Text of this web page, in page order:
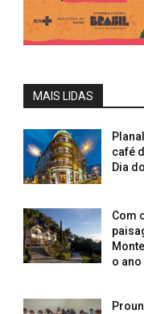
MAIS LIDAS
café
Dia
Com
o